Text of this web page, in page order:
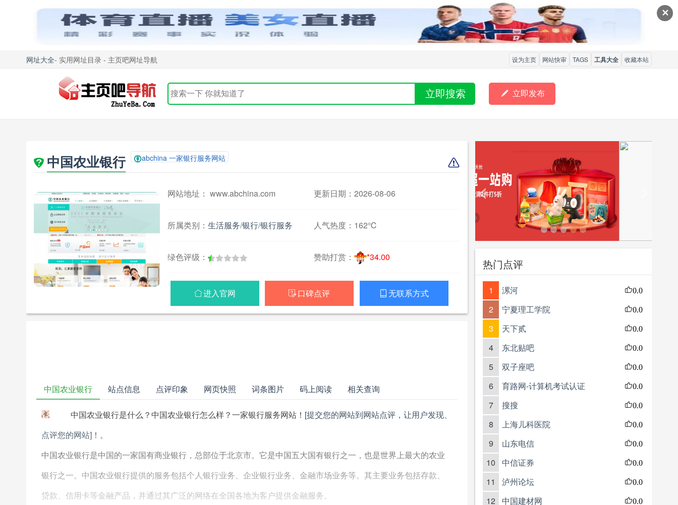
✕
网址大全- 实用网址目录 - 主页吧网址导航 设为主页 网站快审 TAGS 工具大全 收藏本站
立即搜索  立即发布
中国农业银行 abchina 一家银行服务网站
网站地址： www.abchina.com 更新日期：2026-08-06
所属类别： 生活服务/银行/银行服务 人气热度： 162℃
绿色评级： 赞助打赏： *34.00
进入官网  口碑点评  无联系方式
中国农业银行 站点信息 点评印象 网页快照 词条图片 码上阅读 相关查询
中国农业银行是什么？中国农业银行怎么样？一家银行服务网站！ [提交您的网站到网站点评，让用户发现、
点评您的网站]！ 。
中国农业银行是中国的一家国有商业银行，总部位于北京市。它是中国五大国有银行之一，也是世界上最大的农业
银行之一。中国农业银行提供的服务包括个人银行业务、企业银行业务、金融市场业务等。其主要业务包括存款、
贷款、信用卡等金融产品，并通过其广泛的网络在全国各地为客户提供金融服务。
<
热门点评
1 漯河 0.0
2 宁夏理工学院 0.0
3 天下贰 0.0
4 东北贴吧 0.0
5 双子座吧 0.0
6 育路网-计算机考试认证 0.0
7 搜搜 0.0
8 上海儿科医院 0.0
9 山东电信 0.0
10 中信证券 0.0
11 泸州论坛 0.0
12 中国建材网 0.0